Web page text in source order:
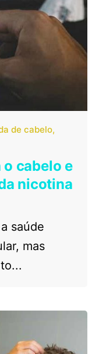
de cabelo
cabelo e
nicotina
saúde
mas